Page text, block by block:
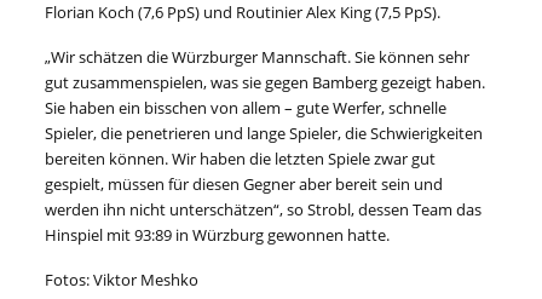
Florian Koch (7,6 PpS) und Routinier Alex King (7,5 PpS).
„Wir schätzen die Würzburger Mannschaft. Sie können sehr
gut zusammenspielen, was sie gegen Bamberg gezeigt haben.
Sie haben ein bisschen von allem – gute Werfer, schnelle
Spieler, die penetrieren und lange Spieler, die Schwierigkeiten
bereiten können. Wir haben die letzten Spiele zwar gut
gespielt, müssen für diesen Gegner aber bereit sein und
werden ihn nicht unterschätzen“, so Strobl, dessen Team das
Hinspiel mit 93:89 in Würzburg gewonnen hatte.
Fotos: Viktor Meshko